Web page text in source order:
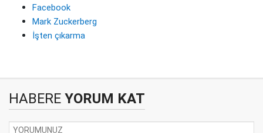
Facebook
Mark Zuckerberg
İşten çıkarma
HABERE YORUM KAT